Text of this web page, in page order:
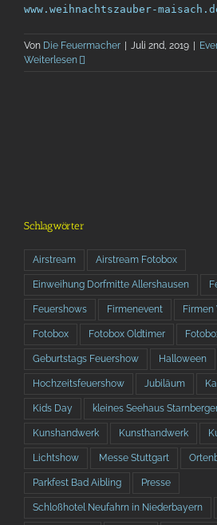
www.weihnachtszauber-
Von Die Feuermacher Juli 2nd, 2019
Weiterlesen
Schlagwörter
Airstream Airstream Fotobox
Einweihung Dorfmitte Allershausen
Feuershows Firmenevent
Fotobox Fotobox Oldtimer
Geburtstags Feuershow Halloween
Hochzeitsfeuershow Jubiläum
Kids Day kleines Seehaus
Kunshandwerk Kunsthandwerk
Lichtshow Messe Stuttgart
Parkfest Bad Aibling Presse
Schloßhotel Neufahrn in Niederbayern